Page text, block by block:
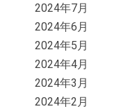
2024年7月
2024年6月
2024年5月
2024年4月
2024年3月
2024年2月